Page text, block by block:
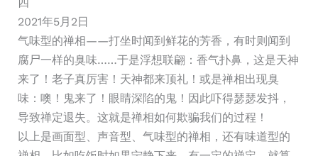
2021年5月2日
气味型的禅相——打坐时闻到鲜花的芳香，有时则闻到
腐尸一样的臭味……于是浮想联翩：香气扑鼻，这是天神
来了！老子真厉害！天神都来顶礼！或是禅相出现臭
味：噢！鬼来了！眼睛深陷的鬼！因此吓得瑟瑟发抖，
导致禅定退失。这就是禅相如何欺骗我们的过程！
以上是画面型、声音型、气味型的禅相，还有味道型的